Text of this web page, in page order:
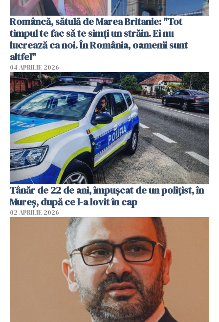
Româncă, sătulă de Marea Britanie: "Tot
timpul te fac să te simți un străin. Ei nu
lucrează ca noi. În România, oamenii sunt
altfel"
04 APRILIE 2026
Tânăr de 22 de ani, împușcat de un polițist, în
Mureș, după ce l-a lovit în cap
02 APRILIE 2026